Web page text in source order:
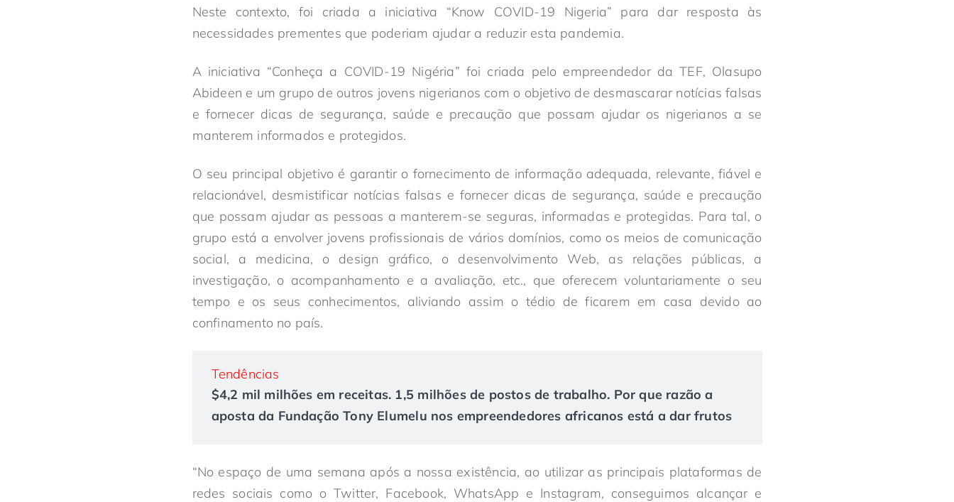
Neste contexto, foi criada a iniciativa “Know COVID-19 Nigeria” para dar resposta às
necessidades prementes que poderiam ajudar a reduzir esta pandemia.
A iniciativa “Conheça a COVID-19 Nigéria” foi criada pelo empreendedor da TEF, Olasupo
Abideen e um grupo de outros jovens nigerianos com o objetivo de desmascarar notícias falsas
e fornecer dicas de segurança, saúde e precaução que possam ajudar os nigerianos a se
manterem informados e protegidos.
O seu principal objetivo é garantir o fornecimento de informação adequada, relevante, fiável e
relacionável, desmistificar notícias falsas e fornecer dicas de segurança, saúde e precaução
que possam ajudar as pessoas a manterem-se seguras, informadas e protegidas. Para tal, o
grupo está a envolver jovens profissionais de vários domínios, como os meios de comunicação
social, a medicina, o design gráfico, o desenvolvimento Web, as relações públicas, a
investigação, o acompanhamento e a avaliação, etc., que oferecem voluntariamente o seu
tempo e os seus conhecimentos, aliviando assim o tédio de ficarem em casa devido ao
confinamento no país.
Tendências
$4,2 mil milhões em receitas. 1,5 milhões de postos de trabalho. Por que razão a
aposta da Fundação Tony Elumelu nos empreendedores africanos está a dar frutos
“No espaço de uma semana após a nossa existência, ao utilizar as principais plataformas de
redes sociais como o Twitter, Facebook, WhatsApp e Instagram, conseguimos alcançar e